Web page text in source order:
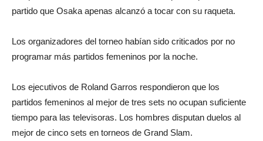
partido que Osaka apenas alcanzó a tocar con su raqueta.
Los organizadores del torneo habían sido criticados por no
programar más partidos femeninos por la noche.
Los ejecutivos de Roland Garros respondieron que los
partidos femeninos al mejor de tres sets no ocupan suficiente
tiempo para las televisoras. Los hombres disputan duelos al
mejor de cinco sets en torneos de Grand Slam.